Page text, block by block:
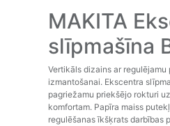
MAKITA
slīpmašīna
Vertikāls dizains ar
izmantošanai. Ekscentra
pagriežamu priekšējo rokturi
komfortam. Papīra maiss
regulēšanas īkšķrats darbības